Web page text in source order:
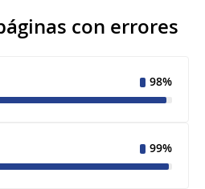
con errores
98%
99%